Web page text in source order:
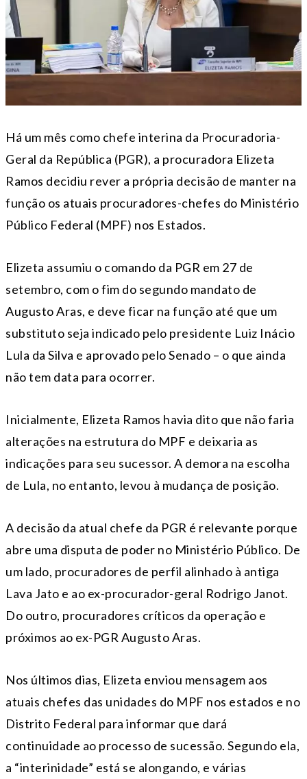
Há um mês como chefe interina da Procuradoria-
Geral da República (PGR), a procuradora Elizeta
Ramos decidiu rever a própria decisão de manter na
função os atuais procuradores-chefes do Ministério
Público Federal (MPF) nos Estados.
Elizeta assumiu o comando da PGR em 27 de
setembro, com o fim do segundo mandato de
Augusto Aras, e deve ficar na função até que um
substituto seja indicado pelo presidente Luiz Inácio
Lula da Silva e aprovado pelo Senado – o que ainda
não tem data para ocorrer.
Inicialmente, Elizeta Ramos havia dito que não faria
alterações na estrutura do MPF e deixaria as
indicações para seu sucessor. A demora na escolha
de Lula, no entanto, levou à mudança de posição.
A decisão da atual chefe da PGR é relevante porque
abre uma disputa de poder no Ministério Público. De
um lado, procuradores de perfil alinhado à antiga
Lava Jato e ao ex-procurador-geral Rodrigo Janot.
Do outro, procuradores críticos da operação e
próximos ao ex-PGR Augusto Aras.
Nos últimos dias, Elizeta enviou mensagem aos
atuais chefes das unidades do MPF nos estados e no
Distrito Federal para informar que dará
continuidade ao processo de sucessão. Segundo ela,
a “interinidade” está se alongando, e várias